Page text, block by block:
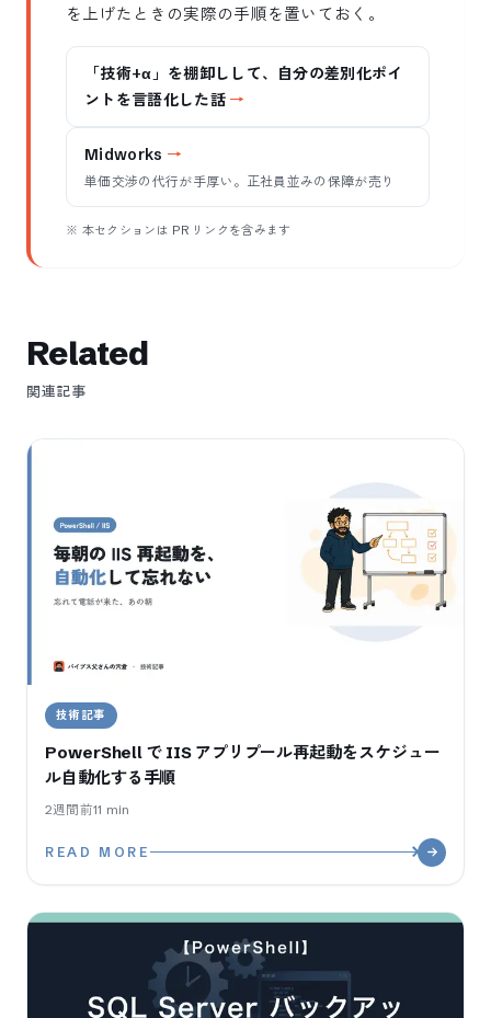
を上げたときの実際の手順を置いておく。
「技術+α」を棚卸しして、自分の差別化ポイ
ントを言語化した話
Midworks
単価交渉の代行が手厚い。正社員並みの保障が売り
※ 本セクションは PR リンクを含みます
Related
関連記事
技術記事
PowerShell で IIS アプリプール再起動をスケジュー
ル自動化する手順
2週間前11 min
READ MORE